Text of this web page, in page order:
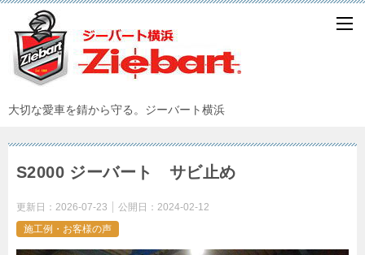
大切な愛車を錆から守る。ジーバート横浜
S2000 ジーバート サビ止め
更新日： 2026-07-23 公開日： 2024-02-12
施工例・お客様の声